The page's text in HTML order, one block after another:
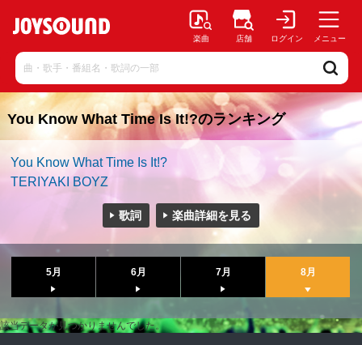
楽曲 店舗 ログイン メニュー
You Know What Time Is It!?のランキング
You Know What Time Is It!?
TERIYAKI BOYZ
歌詞 楽曲詳細を見る
5月 6月 7月 8月
該当データが見つかりませんでした。